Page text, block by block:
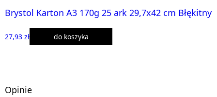
Brystol Karton A3 170g 25 ark 29,7x42 cm Błękitny
27,93 zł do koszyka
Opinie